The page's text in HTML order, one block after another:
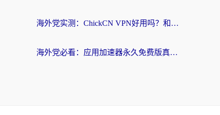
海外党实测：ChickCN VPN好用吗？和OurPlay VPN对比哪个回国效果更好？附避坑指南
海外党必看：应用加速器永久免费版真的靠谱吗？教你选对回国加速器无缝刷国内资源